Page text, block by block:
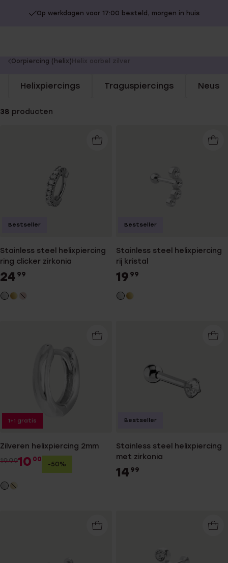
Op werkdagen voor 17:00 besteld, morgen in huis
You
here:
Oorpiercing (helix) Helix oorbel zilver
Helixpiercings Traguspiercings
38 producten
Stainless steel helixpiercing
ring clicker zirkonia
24 99
Bestseller
Stainless steel helixpiercing
rij kristal
19 99
Bestseller
Zilveren helixpiercing 2mm
19.9910 00
-50%
1+1 gratis
Stainless steel helixpiercing
met zirkonia
14 99
Bestseller